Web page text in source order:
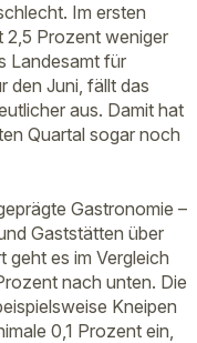
Im ersten
2,5 Prozent weniger
Landesamt für
den Juni, fällt das
aus. Damit hat
Quartal sogar noch
Gastronomie –
Gaststätten über
geht es im Vergleich
nach unten. Die
Kneipen
0,1 Prozent ein,